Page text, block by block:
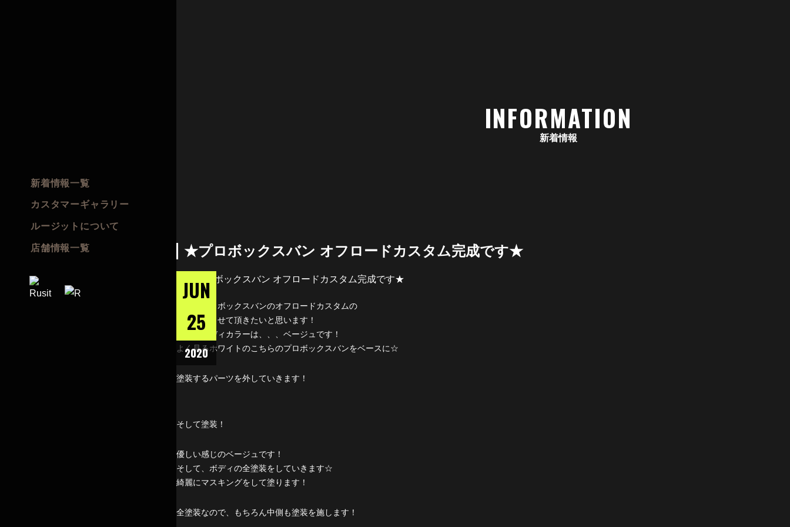
新着情報一覧
カスタマーギャラリー
ルージットについて
店舗情報一覧
INFORMATION
新着情報
★プロボックスバン オフロードカスタム完成です★
JUN
25
2020
今回もプロボックスバンのオフロードカスタムの
ご紹介をさせて頂きたいと思います！
今回のボディカラーは、、、ベージュです！
よく見るホワイトのこちらのプロボックスバンをベースに☆
塗装するパーツを外していきます！
そして塗装！
優しい感じのベージュです！
そして、ボディの全塗装をしていきます☆
綺麗にマスキングをして塗ります！
全塗装なので、もちろん中側も塗装を施します！